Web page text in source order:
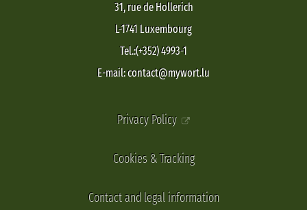
31, rue de Hollerich
L-1741 Luxembourg
Tel.:(+352) 4993-1
E-mail: contact@mywort.lu
Privacy Policy
Cookies & Tracking
Contact and legal information